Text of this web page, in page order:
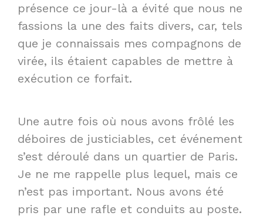
présence ce jour-là a évité que nous ne
fassions la une des faits divers, car, tels
que je connaissais mes compagnons de
virée, ils étaient capables de mettre à
exécution ce forfait.
Une autre fois où nous avons frôlé les
déboires de justiciables, cet événement
s’est déroulé dans un quartier de Paris.
Je ne me rappelle plus lequel, mais ce
n’est pas important. Nous avons été
pris par une rafle et conduits au poste.